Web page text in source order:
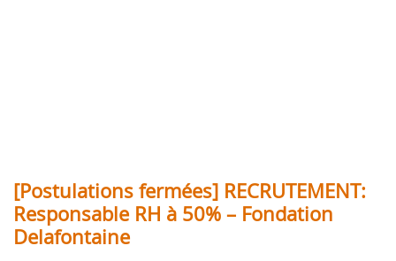
[Postulations fermées] RECRUTEMENT:
Responsable RH à 50% – Fondation
Delafontaine